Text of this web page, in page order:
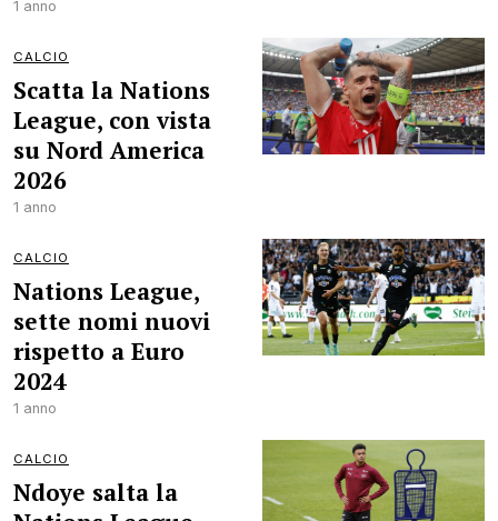
1 anno
CALCIO
Scatta la Nations
League, con vista
su Nord America
2026
1 anno
CALCIO
Nations League,
sette nomi nuovi
rispetto a Euro
2024
1 anno
CALCIO
Ndoye salta la